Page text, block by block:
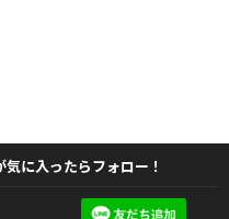
気に入ったらフォロー！